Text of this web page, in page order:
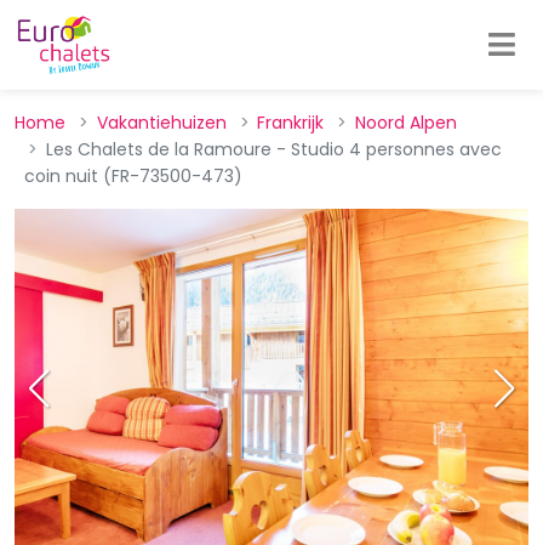
Home Vakantiehuizen Frankrijk
Noord Alpen
Les Chalets de la Ramoure - Studio 4 personnes avec
coin nuit (FR-73500-473)